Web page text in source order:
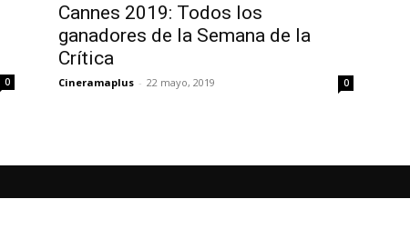
0
Cannes 2019: Todos los
ganadores de la Semana de la
Crítica
Cineramaplus - 22 mayo, 2019 0